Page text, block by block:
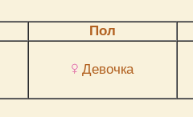
Пол
Девочка